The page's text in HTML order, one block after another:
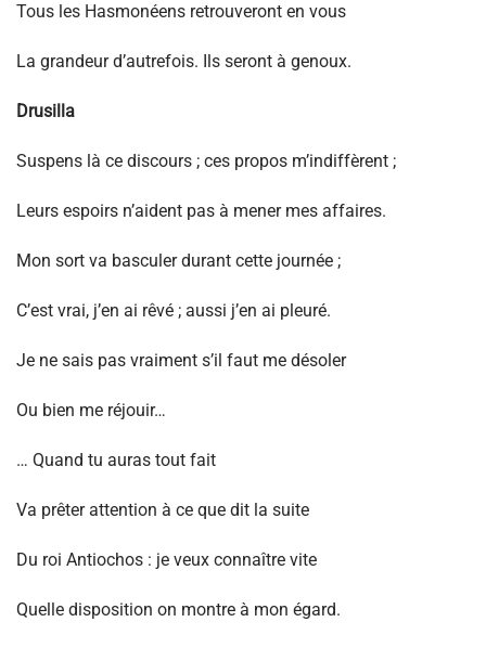
Tous les Hasmonéens retrouveront en vous
La grandeur d’autrefois. Ils seront à genoux.
Drusilla
Suspens là ce discours ; ces propos m’indiffèrent ;
Leurs espoirs n’aident pas à mener mes affaires.
Mon sort va basculer durant cette journée ;
C’est vrai, j’en ai rêvé ; aussi j’en ai pleuré.
Je ne sais pas vraiment s’il faut me désoler
Ou bien me réjouir…
… Quand tu auras tout fait
Va prêter attention à ce que dit la suite
Du roi Antiochos : je veux connaître vite
Quelle disposition on montre à mon égard.